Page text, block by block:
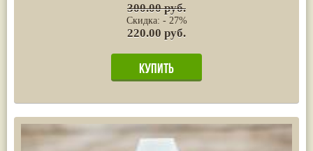
300.00 руб.
Скидка: - 27%
220.00 руб.